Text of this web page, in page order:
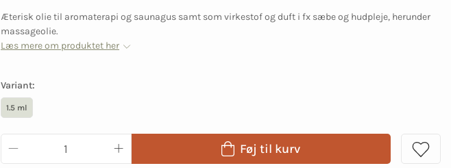
Æterisk olie til aromaterapi og saunagus samt som virkestof og duft i fx sæbe og hudpleje, herunder
massageolie.
Læs mere om produktet her
Variant:
1.5 ml
Føj til kurv